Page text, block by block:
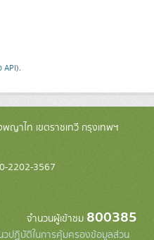
API).
ญาไท เขตราชเทวี กรุงเทพฯ
2202-3567
จำนวนผู้เข้าชม 800385
นวปฏิบัติในการคุ้มครองข้อมูลส่วน